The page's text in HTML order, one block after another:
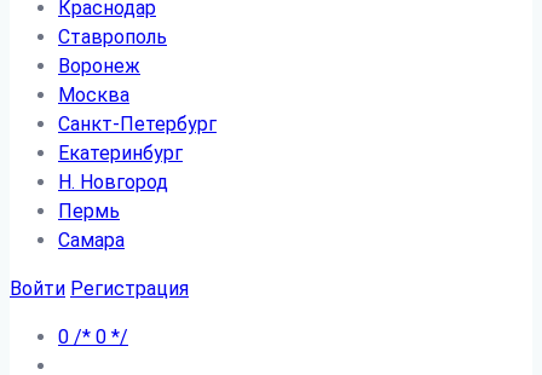
Краснодар
Ставрополь
Воронеж
Москва
Санкт-Петербург
Екатеринбург
Н. Новгород
Пермь
Самара
Войти Регистрация
0 /* 0 */